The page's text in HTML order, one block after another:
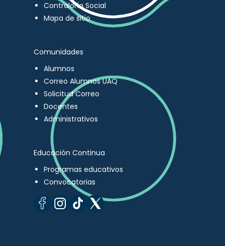
Contraloría Social
Mapa de sitio
Comunidades
Alumnos
Correo Alumnos UAQ
Solicitud Correo
Docentes
Administrativos
Educación Continua
Programas educativos
Convocatorias